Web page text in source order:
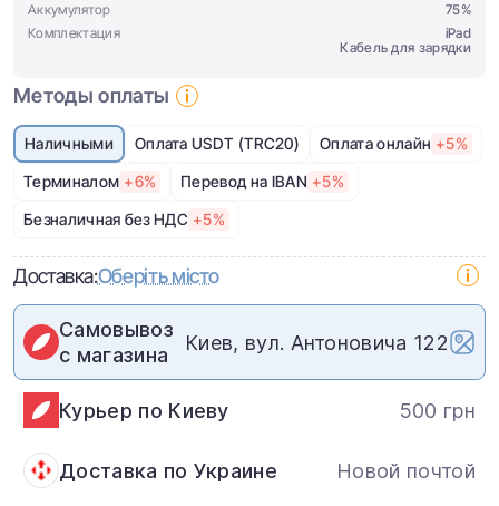
Аккумулятор
75%
Комплектация
iPad
Кабель для зарядки
Методы оплаты
Наличными Оплата USDT (TRC20) Оплата онлайн +5%
Терминалом +6% Перевод на IBAN +5%
Безналичная без НДС +5%
Доставка:Оберіть місто
Самовывоз
с магазина
Киев, вул. Антоновича 122
Курьер по Киеву 500 грн
Доставка по Украине Новой почтой